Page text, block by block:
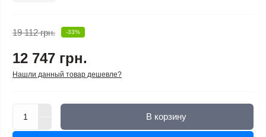
19 112 грн. -33%
12 747 грн.
Нашли данный товар дешевле?
В корзину